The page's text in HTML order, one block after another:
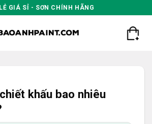
GIÁ SỈ - SƠN CHÍNH HÃNG
khấu bao nhiêu